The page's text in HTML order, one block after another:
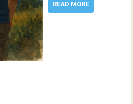
READ MORE